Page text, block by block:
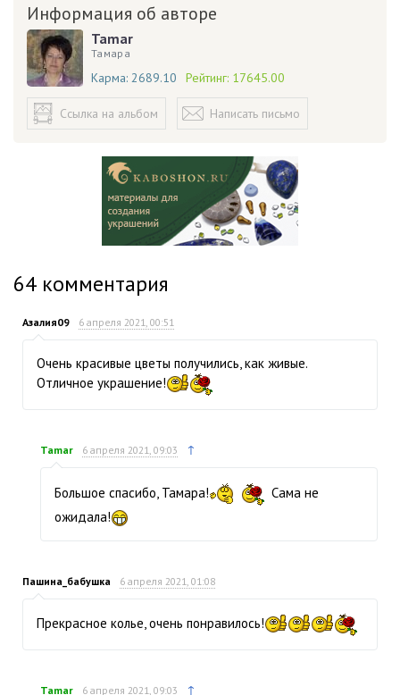
Информация об авторе
Tamar
Тамара
Карма: 2689.10 Рейтинг: 17645.00
Ссылка на альбом Написать письмо
64 комментария
Азалия09 6 апреля 2021, 00:51
Очень красивые цветы получились, как живые.
Отличное украшение!
Tamar 6 апреля 2021, 09:03 ↑
Большое спасибо, Тамара!
Сама не
ожидала!
Пашина_бабушка 6 апреля 2021, 01:08
Прекрасное колье, очень понравилось!
Tamar 6 апреля 2021, 09:03 ↑